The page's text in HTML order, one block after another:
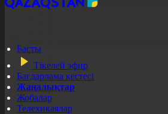
Басты
Тікелей эфир
Бағдарлама кестесі
Жаңалықтар
Жобалар
Телехикаялар